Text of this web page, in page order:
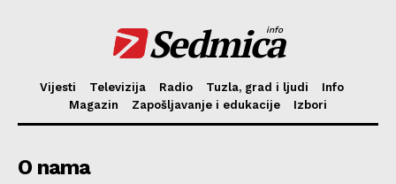
Sedmica
info
Vijesti Televizija Radio Tuzla, grad i ljudi
Info
Magazin
Zapošljavanje i edukacije Izbori
O nama